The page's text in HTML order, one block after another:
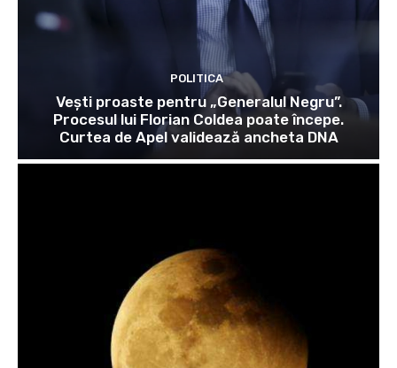
POLITICA
Vești proaste pentru „Generalul Negru”.
Procesul lui Florian Coldea poate începe.
Curtea de Apel validează ancheta DNA